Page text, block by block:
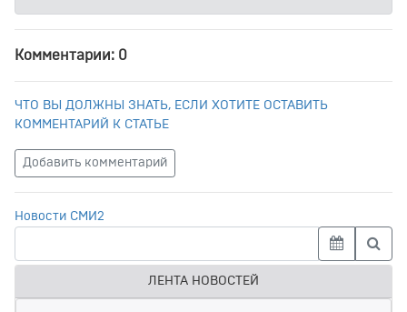
Комментарии: 0
ЧТО ВЫ ДОЛЖНЫ ЗНАТЬ, ЕСЛИ ХОТИТЕ ОСТАВИТЬ
КОММЕНТАРИЙ К СТАТЬЕ
Добавить комментарий
Новости СМИ2
ЛЕНТА НОВОСТЕЙ